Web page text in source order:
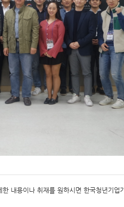
한 내용이나 취재를 원하시면 한국청년